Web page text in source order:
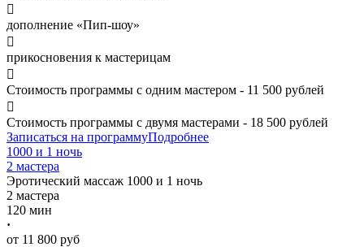

дополнение «Пип-шоу»

прикосновения к мастерицам

Стоимость программы с одним мастером - 11 500 рублей

Стоимость программы с двумя мастерами - 18 500 рублей
Записаться на программуПодробнее
1000 и 1 ночь
2 мастера
Эротический массаж 1000 и 1 ночь
2 мастера
120 мин
·
от 11 800 руб